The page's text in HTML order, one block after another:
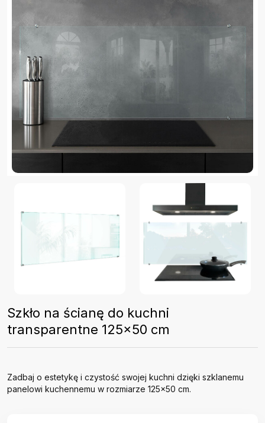
Szkło na ścianę do kuchni
transparentne 125x50 cm
Zadbaj o estetykę i czystość swojej kuchni dzięki szklanemu
panelowi kuchennemu w rozmiarze 125x50 cm.